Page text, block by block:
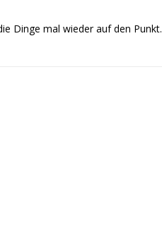
Dinge mal wieder auf den